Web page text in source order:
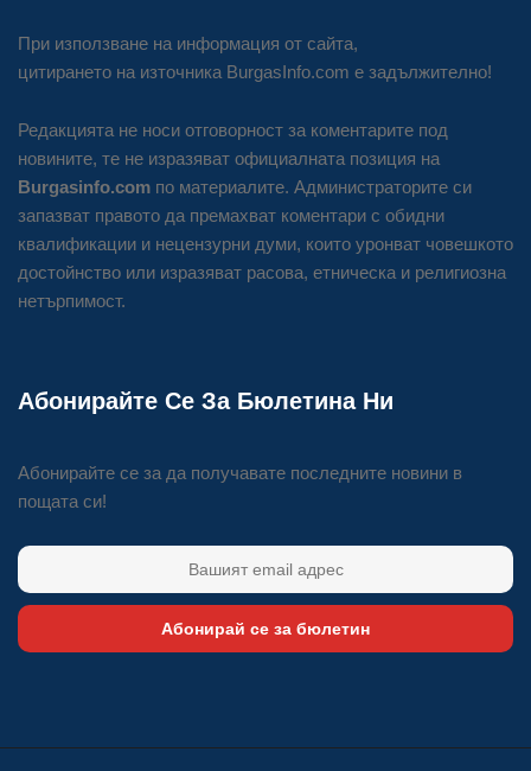
При използване на информация от сайта,
цитирането на източника BurgasInfo.com е задължително!
Редакцията не носи отговорност за коментарите под
новините, те не изразяват официалната позиция на
Burgasinfo.com по материалите. Администраторите си
запазват правото да премахват коментари с обидни
квалификации и нецензурни думи, които уронват човешкото
достойнство или изразяват расова, етническа и религиозна
нетърпимост.
Абонирайте Се За Бюлетина Ни
Абонирайте се за да получавате последните новини в
пощата си!
Абонирай се за бюлетин